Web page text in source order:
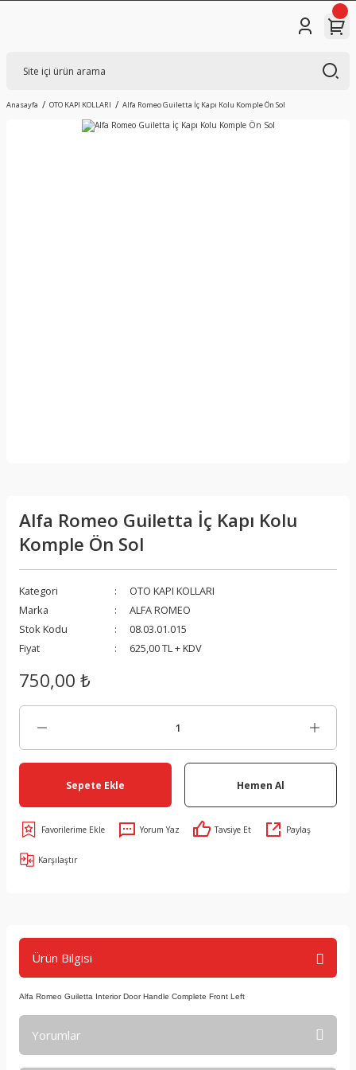
Anasayfa OTO KAPI KOLLARI Alfa Romeo Guiletta İç Kapı Kolu Komple Ön Sol
Alfa Romeo Guiletta İç Kapı Kolu
Komple Ön Sol
Kategori
OTO KAPI KOLLARI
Marka
ALFA ROMEO
Stok Kodu
08.03.01.015
Fiyat
625,00 TL + KDV
750,00 ₺
Sepete Ekle Hemen Al
Yorum Yaz Tavsiye Et Paylaş
Karşılaştır
Ürün Bilgisi
Alfa Romeo Guiletta Interior Door Handle Complete Front Left
Yorumlar